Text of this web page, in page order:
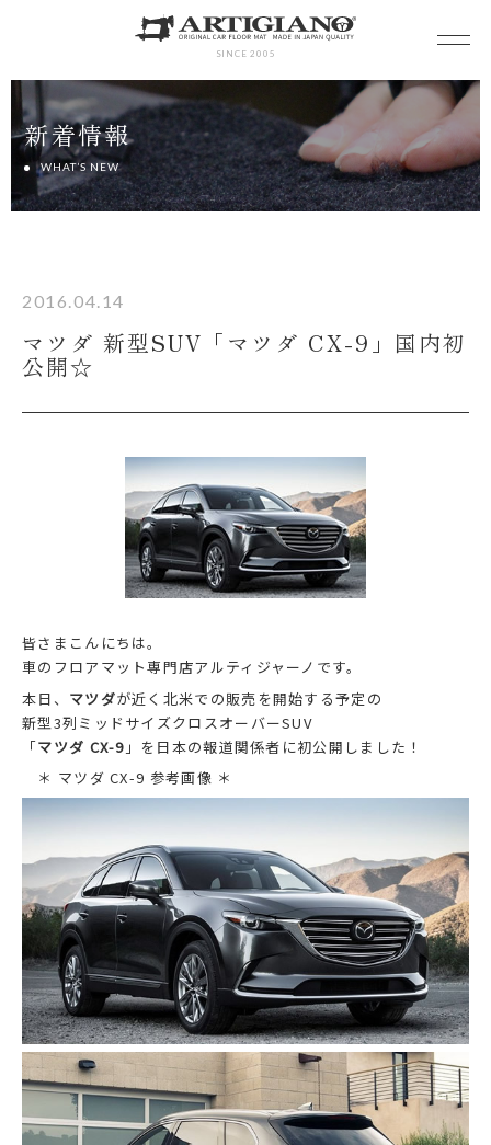
SINCE 2005
新着情報
WHAT’S NEW
2016.04.14
マツダ 新型SUV「マツダ CX-9」国内初
公開☆
皆さまこんにちは。
車のフロアマット専門店アルティジャーノです。
本日、 マツダが近く北米での販売を開始する予定の
新型3列ミッドサイズクロスオーバーSUV
「マツダ CX-9 」を日本の報道関係者に初公開しました！
＊ マツダ CX-9 参考画像 ＊